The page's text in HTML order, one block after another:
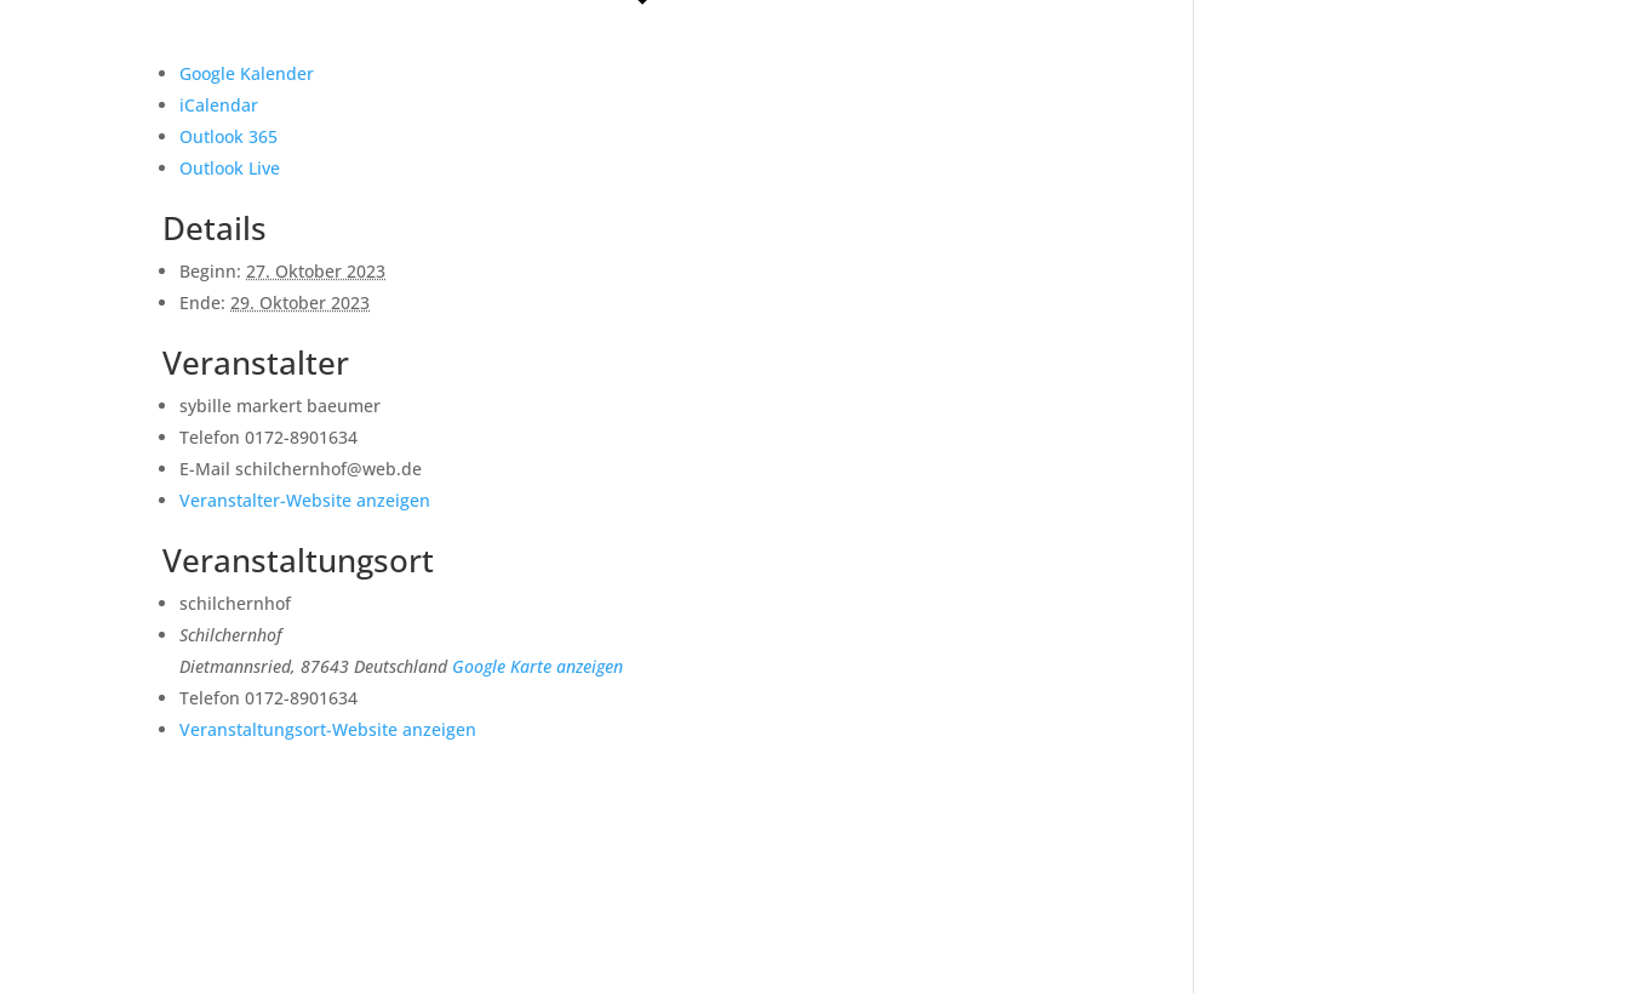
Google Kalender
iCalendar
Outlook 365
Outlook Live
Details
Beginn: 27. Oktober 2023
Ende: 29. Oktober 2023
Veranstalter
sybille markert baeumer
Telefon0172-8901634
E-Mailschilchernhof@web.de
Veranstalter-Website anzeigen
Veranstaltungsort
schilchernhof
Schilchernhof
Dietmannsried, 87643 Deutschland Google Karte anzeigen
Telefon 0172-8901634
Veranstaltungsort-Website anzeigen